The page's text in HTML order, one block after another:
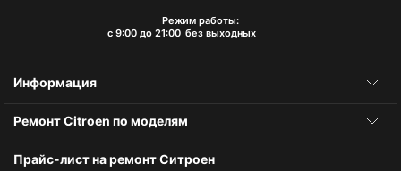
Режим работы:
с 9:00 до 21:00 без выходных
Информация
Ремонт Citroen по моделям
Прайс-лист на ремонт Ситроен